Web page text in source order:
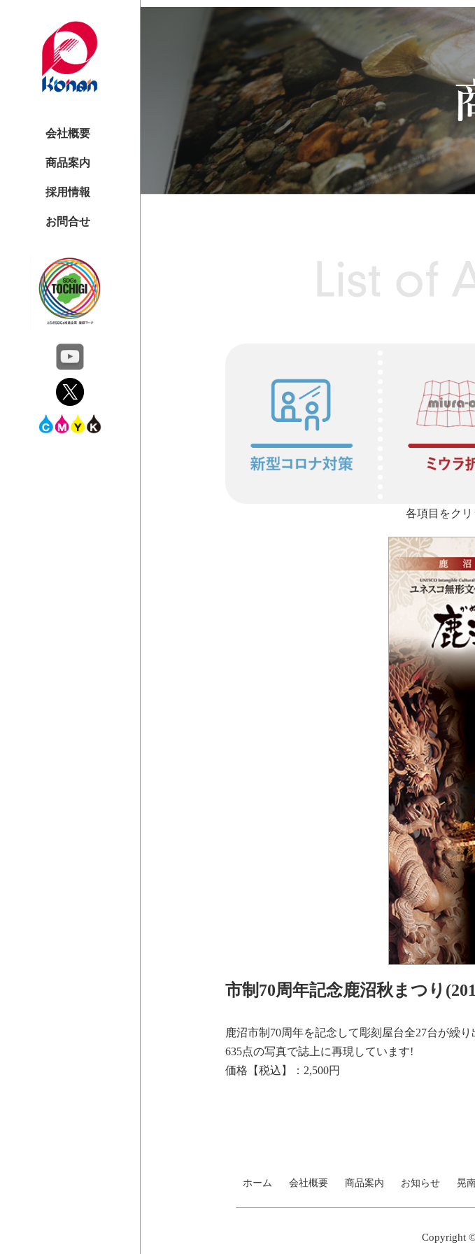
会社概要
商品案内
採用情報
お問合せ
各項目をクリ
市制70周年記念鹿沼秋まつり
鹿沼市制70周年を記念して彫刻屋台全27台が繰
635点の写真で誌上に再現しています!
価格【税込】：2,500円
ホーム 会社概要 商品案内 お知らせ 晃
Copyright